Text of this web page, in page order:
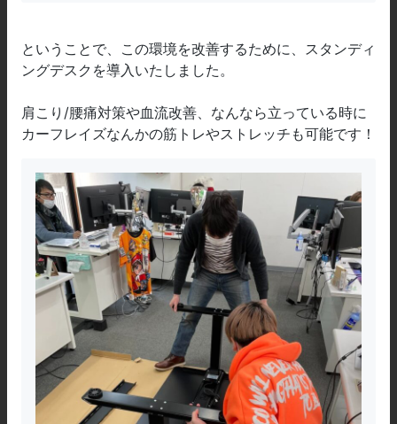
ということで、この環境を改善するために、スタンディ
ングデスクを導入いたしました。
肩こり/腰痛対策や血流改善、なんなら立っている時に
カーフレイズなんかの筋トレやストレッチも可能です！